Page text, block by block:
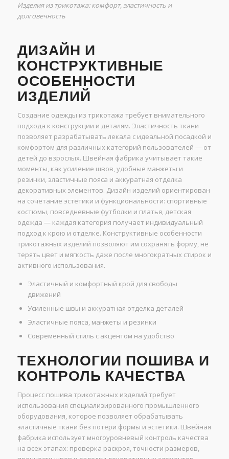
Изделия из трикотажа: комфорт, эластичность и
долговечность
ДИЗАЙН И
КОНСТРУКТИВНЫЕ
ОСОБЕННОСТИ
ИЗДЕЛИЙ
Создание одежды из трикотажа требует внимательного
подхода к конструкции и деталям. Эластичность ткани
позволяет разрабатывать лекала с идеальной посадкой и
комфортом для различных категорий пользователей — от
детей до взрослых. Швейная фабрика учитывает такие
моменты, как усиление швов, удобные манжеты и
резинки, эластичные пояса и аккуратная отделка
декоративных элементов. Дизайн изделий ориентирован
на сочетание эстетики и функциональности: спортивные
костюмы, повседневные футболки и платья, детская
одежда — каждая категория получает индивидуальный
подход к крою и отделке. Конструктивные особенности
трикотажных изделий позволяют им сохранять форму, не
терять цвет и мягкость даже после многократных стирок и
активного использования.
Эластичный и комфортный крой для свободы
движений
Усиленные швы и аккуратная отделка деталей
Эластичные пояса, манжеты и резинки
Современный стиль с акцентом на удобство
ТЕХНОЛОГИИ ПОШИВА И
КОНТРОЛЬ КАЧЕСТВА
Процесс пошива трикотажных изделий требует
использования специализированного промышленного
оборудования, которое позволяет обрабатывать
эластичные ткани без потери формы и эстетики. Швейная
фабрика использует многоуровневый контроль качества
на всех этапах: проверка раскроя, точности размеров,